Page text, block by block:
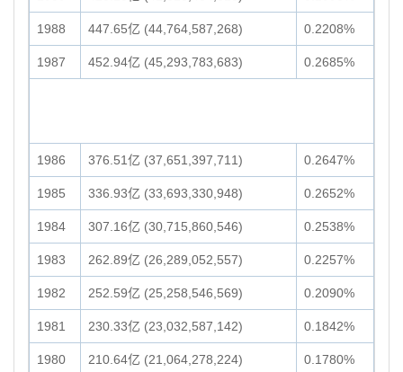
1988 447.65亿 (44,764,587,268) 0.2208%
1987 452.94亿 (45,293,783,683) 0.2685%
1986 376.51亿 (37,651,397,711) 0.2647%
1985 336.93亿 (33,693,330,948) 0.2652%
1984 307.16亿 (30,715,860,546) 0.2538%
1983 262.89亿 (26,289,052,557) 0.2257%
1982 252.59亿 (25,258,546,569) 0.2090%
1981 230.33亿 (23,032,587,142) 0.1842%
1980 210.64亿 (21,064,278,224) 0.1780%